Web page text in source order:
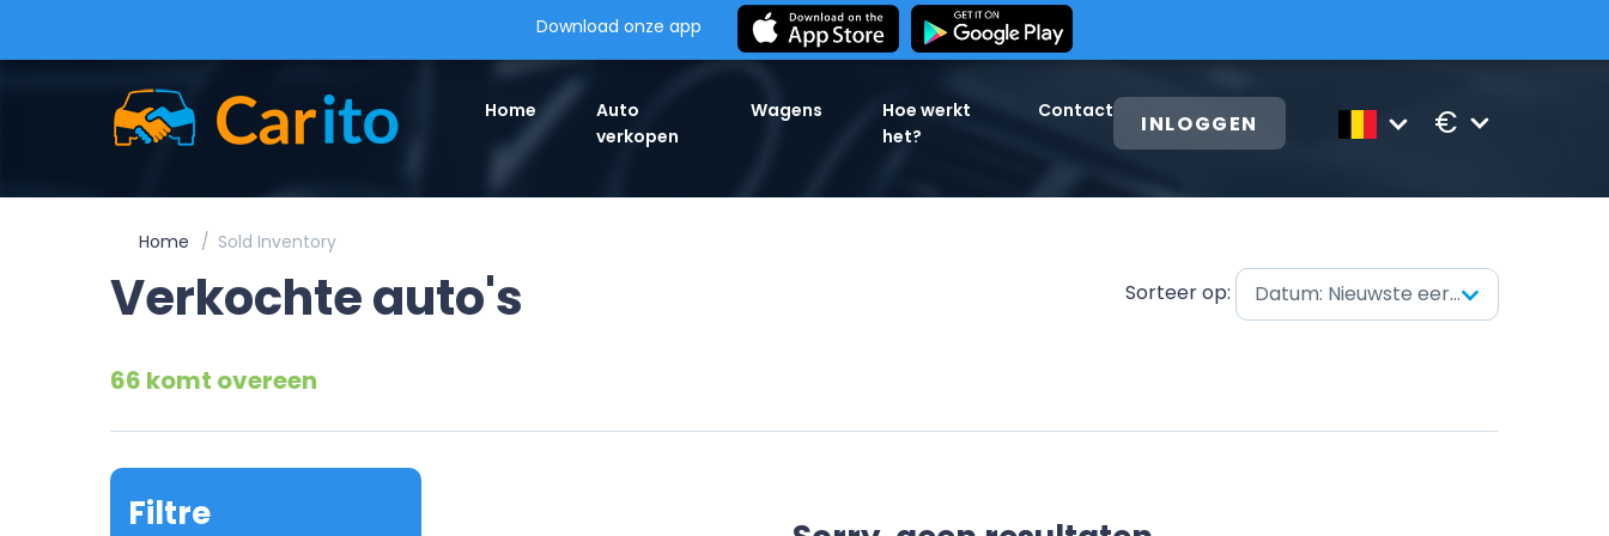
Download onze app
Home
Auto
verkopen
Wagens
Hoe werkt
het?
Contact INLOGGEN €
Home Sold Inventory
Verkochte auto's
66 komt overeen
Sorteer op: Datum: Nieuwste eerst
Filtre